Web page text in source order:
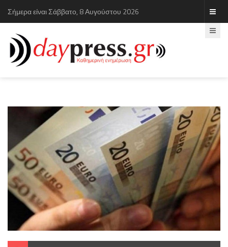
Σήμερα είναι Σάββατο, 8 Αυγούστου 2026